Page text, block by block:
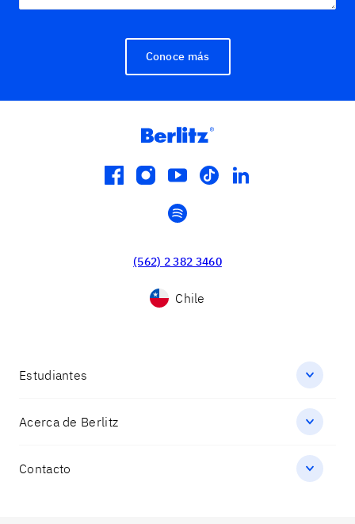
Conoce más
facebook
instagram
youtube
tiktoklinkedin
spotify
(562) 2 382 3460
Chile
Estudiantes
Acerca de Berlitz
Contacto